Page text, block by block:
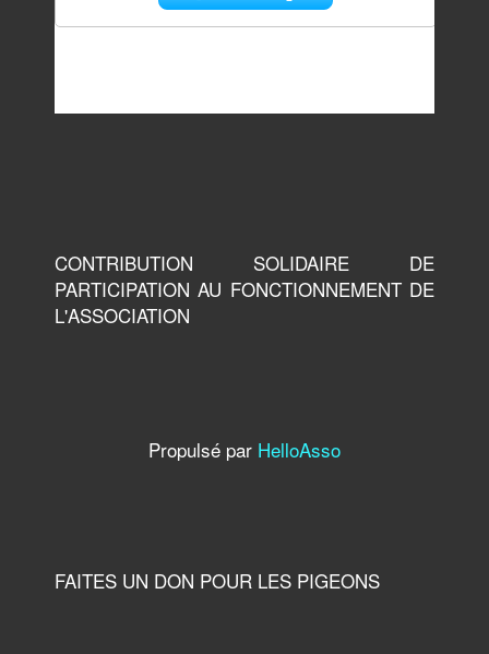
CONTRIBUTION SOLIDAIRE DE
PARTICIPATION AU FONCTIONNEMENT DE
L'ASSOCIATION
Propulsé par HelloAsso
FAITES UN DON POUR LES PIGEONS